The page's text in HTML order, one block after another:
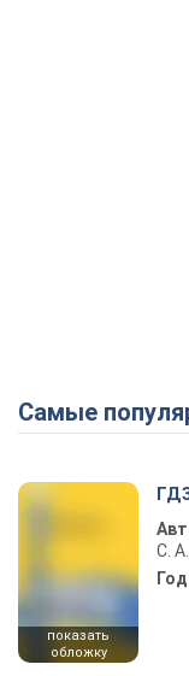
Самые
показать
обложку
С.